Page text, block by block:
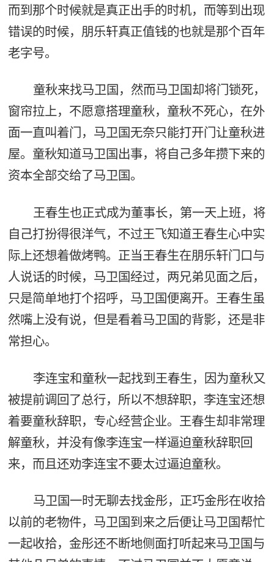
而到那个时候就是真正出手的时机，而等到出现
错误的时候，朋乐轩真正值钱的也就是那个百年
老字号。
童秋来找马卫国，然而马卫国却将门锁死，
窗帘拉上，不愿意搭理童秋，童秋不死心，在外
面一直叫着门，马卫国无奈只能打开门让童秋进
屋。童秋知道马卫国出事，将自己多年攒下来的
资本全部交给了马卫国。
王春生也正式成为董事长，第一天上班，将
自己打扮得很洋气，不过王飞知道王春生心中实
际上还想着做烤鸭。正当王春生在朋乐轩门口与
人说话的时候，马卫国经过，两兄弟见面之后，
只是简单地打个招呼，马卫国便离开。王春生虽
然嘴上没有说，但是看着马卫国的背影，还是非
常担心。
李连宝和童秋一起找到王春生，因为童秋又
被提前调回了总行，所以不想辞职，李连宝还想
着要童秋辞职，专心经营企业。王春生却非常理
解童秋，并没有像李连宝一样逼迫童秋辞职回
来，而且还劝李连宝不要太过逼迫童秋。
马卫国一时无聊去找金彤，正巧金彤在收拾
以前的老物件，马卫国到来之后便让马卫国帮忙
一起收拾，金彤还不断地侧面打听起来马卫国与